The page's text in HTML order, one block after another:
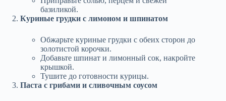
базиликой.
Куриные грудки с лимоном и шпинатом
Обжарьте куриные грудки с обеих сторон до
золотистой корочки.
Добавьте шпинат и лимонный сок, накройте
крышкой.
Тушите до готовности курицы.
Паста с грибами и сливочным соусом